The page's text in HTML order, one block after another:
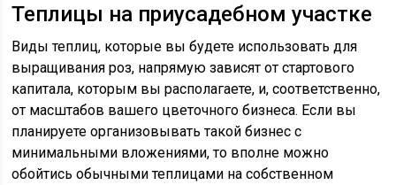
Теплицы на приусадебном участке
Виды теплиц, которые вы будете использовать для
выращивания роз, напрямую зависят от стартового
капитала, которым вы располагаете, и, соответственно,
от масштабов вашего цветочного бизнеса. Если вы
планируете организовывать такой бизнес с
минимальными вложениями, то вполне можно
обойтись обычными теплицами на собственном